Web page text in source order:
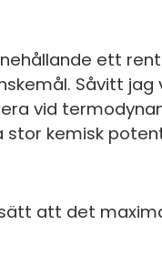
ett
Såvitt
vid
kemisk
att det